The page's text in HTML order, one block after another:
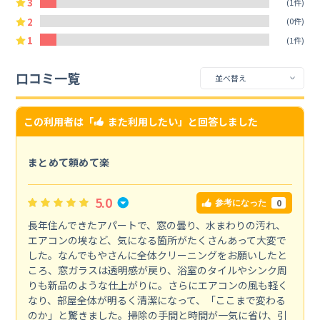
2 (0件)
1 (1件)
口コミ一覧
この利用者は「 また利用したい」と回答しました
まとめて頼めて楽
5.0 参考になった 0
長年住んできたアパートで、窓の曇り、水まわりの汚れ、
エアコンの埃など、気になる箇所がたくさんあって大変で
した。なんでもやさんに全体クリーニングをお願いしたと
ころ、窓ガラスは透明感が戻り、浴室のタイルやシンク周
りも新品のような仕上がりに。さらにエアコンの風も軽く
なり、部屋全体が明るく清潔になって、「ここまで変わる
のか」と驚きました。掃除の手間と時間が一気に省け、引